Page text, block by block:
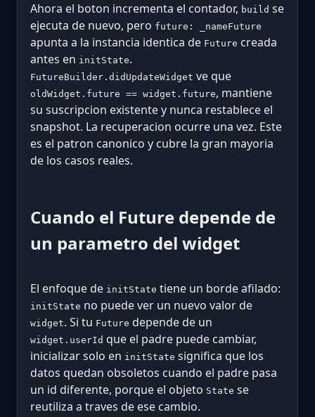
Ahora el boton incrementa el contador, build se
ejecuta de nuevo, pero future: _nameFuture
apunta a la instancia identica de Future creada
antes en initState.
FutureBuilder.didUpdateWidget ve que
oldWidget.future == widget.future, mantiene
su suscripcion existente y nunca restablece el
snapshot. La recuperacion ocurre una vez. Este
es el patron canonico y cubre la gran mayoria
de los casos reales.
Cuando el Future depende de
un parametro del widget
El enfoque de initState tiene un borde afilado:
initState no puede ver un nuevo valor de
widget. Si tu Future depende de un
widget.userId que el padre puede cambiar,
inicializar solo en initState significa que los
datos quedan obsoletos cuando el padre pasa
un id diferente, porque el objeto State se
reutiliza a traves de ese cambio.